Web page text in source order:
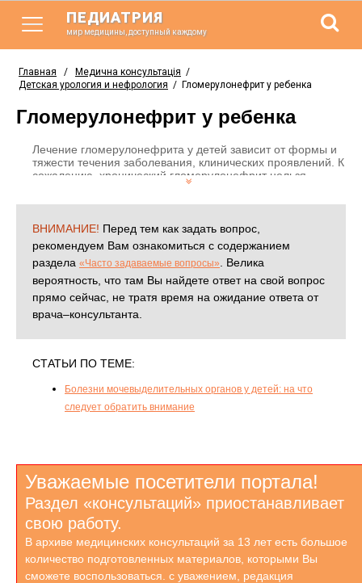
ПЕДИАТРИЯ
мир медицины, доступный каждому
Главная / Медична консультація /
Детская урология и нефрология / Гломерулонефрит у ребенка
Гломерулонефрит у ребенка
Лечение гломерулонефрита у детей зависит от формы и
тяжести течения заболевания, клинических проявлений. К
сожалению, хронический гломерулонефрит нельзя
излечить, однако при правильной терапии можно
ВНИМАНИЕ! Перед тем как задать вопрос,
рекомендуем Вам ознакомиться с содержанием
раздела «Часто задаваемые вопросы»
. Велика
вероятность, что там Вы найдете ответ на свой вопрос
прямо сейчас, не тратя время на ожидание ответа от
врача–консультанта.
СТАТЬИ ПО ТЕМЕ:
Болезни мочевыделительных органов у детей: на что
следует обратить внимание
Уважаемые посетители портала!
Раздел «консультаций» приостанавливает
свою работу.
В архиве медицинских консультаций за 13 лет есть большое
количество подготовленных материалов, которыми Вы
сможете воспользоваться. с уважением, редакция